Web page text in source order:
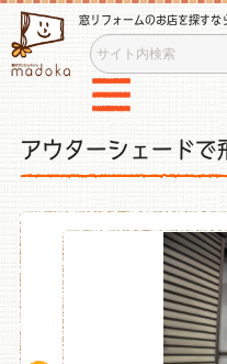
窓リフォームのお店を探す
アウターシェード